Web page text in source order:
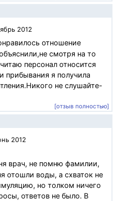
2012
отношение
смотря на то
персонал относится
прибывания я получила
не слушайте-
[отзыв полностью]
2012
врач, не помню фамилии,
отошли воды, а схваток не
но толком ничего
ответов не было. В